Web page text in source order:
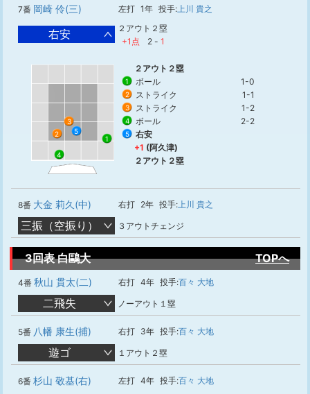
7番 岡崎 伶(三) 左打 1年 投手:上川 貴之
右安
２アウト２塁
+1点
2 - 1
1
2
3
4
5
２アウト２塁
1 ボール 1-0
2 ストライク 1-1
3 ストライク 1-2
4 ボール 2-2
5
右安
+1 (阿久津)
２アウト２塁
8番 大金 莉久(中) 右打 2年 投手:上川 貴之
三振（空振り） ３アウトチェンジ
3回表 白鷗大 TOPへ
4番 秋山 貫太(二) 右打 4年 投手:百々 大地
二飛失 ノーアウト１塁
5番 八幡 康生(捕) 右打 3年 投手:百々 大地
遊ゴ １アウト２塁
6番 杉山 敬基(右) 左打 4年 投手:百々 大地